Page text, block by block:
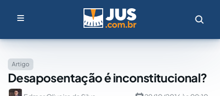
Artigo
Desaposentação é inconstitucional?